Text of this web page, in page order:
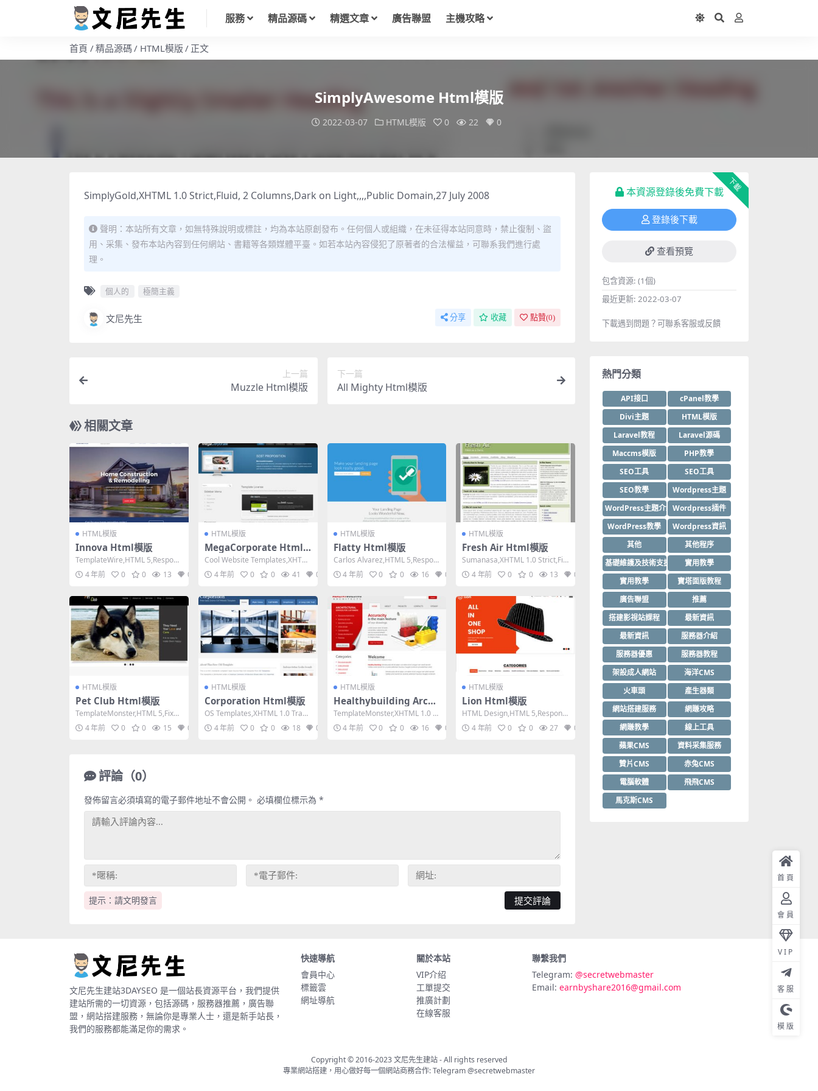
服務 精品源碼 精選文章 廣告聯盟 主機攻略
首頁 精品源碼 HTML模版 正文
SimplyAwesome Html模版
2022-03-07 HTML模版 0 22 0
SimplyGold,XHTML 1.0 Strict,Fluid, 2 Columns,Dark on Light,,,,Public Domain,27 July 2008
聲明：本站所有文章，如無特殊說明或標註，均為本站原創發布。任何個人或組織，在未征得本站同意時，禁止復制、盜
用、采集、發布本站內容到任何網站、書籍等各類媒體平臺。如若本站內容侵犯了原著者的合法權益，可聯系我們進行處
理。
個人的 極簡主義
文尼先生 分享 收藏 點贊(0)
上一篇
Muzzle Html模版
下一篇
All Mighty Html模版
相關文章
HTML模版
Innova Html模版
TemplateWire,HTML 5,Respons
ive, 3 Column...
4 年前 0 0 13 0
HTML模版
MegaCorporate Html
模版
Cool Website Templates,XHTM
L 1.0 Transit...
4 年前 0 0 41 0
HTML模版
Flatty Html模版
Carlos Alvarez,HTML 5,Respon
sive, 3 Colu...
4 年前 0 0 16 0
HTML模版
Fresh Air Html模版
Sumanasa,XHTML 1.0 Strict,Fix
ed Width, 2...
4 年前 0 0 13 0
HTML模版
Pet Club Html模版
TemplateMonster,HTML 5,Fixed
Width, 2 Co...
4 年前 0 0 15 0
HTML模版
Corporation Html模版
OS Templates,XHTML 1.0 Trans
itional,Fixe...
4 年前 0 0 18 0
HTML模版
Healthybuilding Archi
tects Html模版
TemplateMonster,XHTML 1.0 St
rict,Fixed W...
4 年前 0 0 16 0
HTML模版
Lion Html模版
HTML Design,HTML 5,Responsi
ve, 4 Columns...
4 年前 0 0 27 0
評論（0）
提示：請文明發言
發佈留言必須填寫的電子郵件地址不會公開。 必填欄位標示為 *
下載
本資源登錄後免費下載
登錄後下載
查看預覽
包含資源: (1個)
最近更新: 2022-03-07
下載遇到問題？可聯系客服或反饋
熱門分類
API接口
cPanel教學
Divi主題
HTML模版
Laravel教程
Laravel源碼
Maccms模版
PHP教學
SEO工具
SEO工具
SEO教學
Wordpress主題
WordPress主題介紹Wordpress插件
WordPress教學
Wordpress資訊
其他
其他程序
基礎維護及技術支援
實用教學
實用教學
寶塔面版教程
廣告聯盟
推薦
搭建影視站課程
最新資訊
最新資訊
服務器介紹
服務器優惠
服務器教程
架設成人網站
海洋CMS
火車頭
產生器類
網站搭建服務
網賺攻略
網賺教學
線上工具
蘋果CMS
資料采集服務
贊片CMS
赤兔CMS
電腦軟體
飛飛CMS
馬克斯CMS
文尼先生建站3DAYSEO 是一個站長資源平台，我們提供
建站所需的一切資源，包括源碼，服務器推薦，廣告聯
盟，網站搭建服務，無論你是專業人士，還是新手站長，
我們的服務都能滿足你的需求。
快速導航
會員中心
標籤雲
網址導航
關於本站
VIP介绍
工單提交
推廣計劃
在線客服
聯繫我們
Telegram: @secretwebmaster
Email: earnbyshare2016@gmail.com
Copyright © 2016-2023文尼先生建站- All rights reserved
專業網站搭建，用心做好每一個網站商務合作: Telegram@secretwebmaster
首頁
會員
VIP
客服
模版